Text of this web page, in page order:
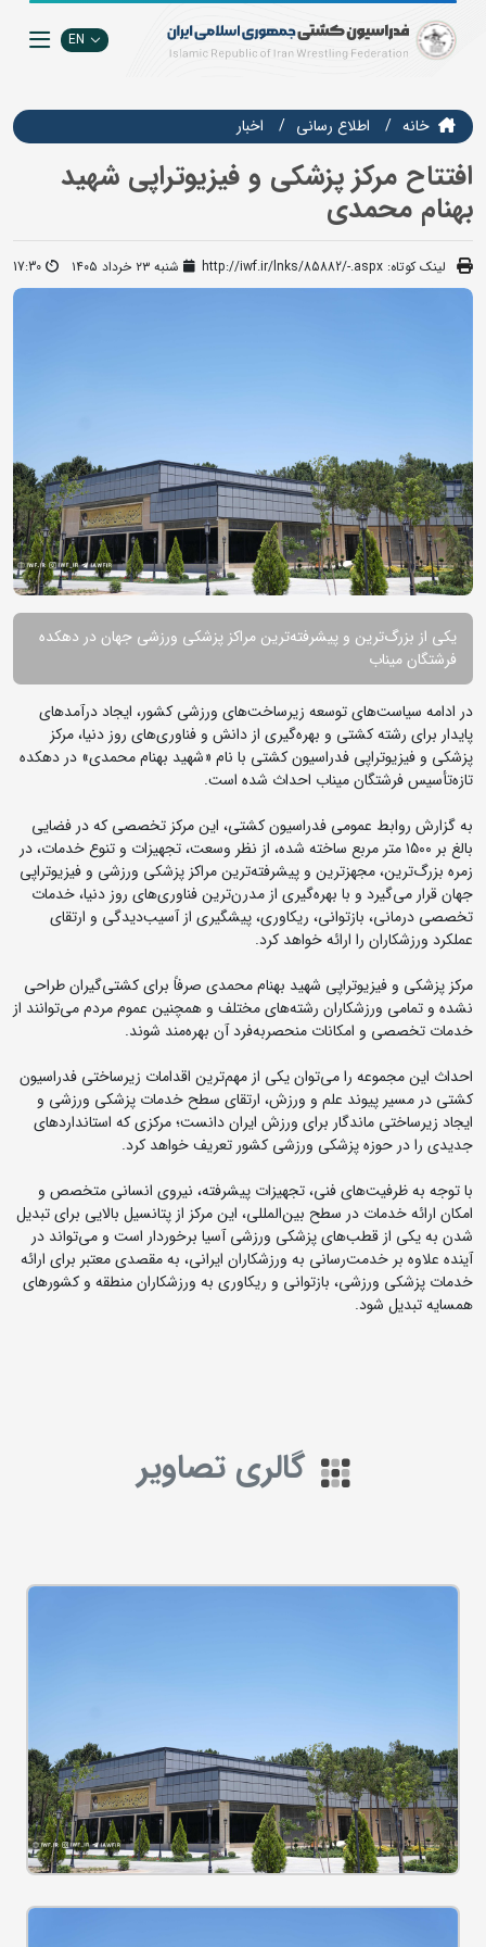
EN
خانه اطلاع رسانی اخبار
افتتاح مرکز پزشکی و فیزیوتراپی شهید
بهنام محمدی
لینک کوتاه: http://iwf.ir/lnks/85882/-.aspx شنبه ۲۳ خرداد ۱۴۰۵ 17:30
یکی از بزرگ‌ترین و پیشرفته‌ترین مراکز پزشکی ورزشی جهان در دهکده
فرشتگان میناب
در ادامه سیاست‌های توسعه زیرساخت‌های ورزشی کشور، ایجاد درآمدهای
پایدار برای رشته کشتی و بهره‌گیری از دانش و فناوری‌های روز دنیا، مرکز
پزشکی و فیزیوتراپی فدراسیون کشتی با نام «شهید بهنام محمدی» در دهکده
تازه‌تأسیس فرشتگان میناب احداث شده است.
به گزارش روابط عمومی فدراسیون کشتی، این مرکز تخصصی که در فضایی
بالغ بر ۱۵۰۰ متر مربع ساخته شده، از نظر وسعت، تجهیزات و تنوع خدمات، در
زمره بزرگ‌ترین، مجهزترین و پیشرفته‌ترین مراکز پزشکی ورزشی و فیزیوتراپی
جهان قرار می‌گیرد و با بهره‌گیری از مدرن‌ترین فناوری‌های روز دنیا، خدمات
تخصصی درمانی، بازتوانی، ریکاوری، پیشگیری از آسیب‌دیدگی و ارتقای
عملکرد ورزشکاران را ارائه خواهد کرد.
مرکز پزشکی و فیزیوتراپی شهید بهنام محمدی صرفاً برای کشتی‌گیران طراحی
نشده و تمامی ورزشکاران رشته‌های مختلف و همچنین عموم مردم می‌توانند از
خدمات تخصصی و امکانات منحصربه‌فرد آن بهره‌مند شوند.
احداث این مجموعه را می‌توان یکی از مهم‌ترین اقدامات زیرساختی فدراسیون
کشتی در مسیر پیوند علم و ورزش، ارتقای سطح خدمات پزشکی ورزشی و
ایجاد زیرساختی ماندگار برای ورزش ایران دانست؛ مرکزی که استانداردهای
جدیدی را در حوزه پزشکی ورزشی کشور تعریف خواهد کرد.
با توجه به ظرفیت‌های فنی، تجهیزات پیشرفته، نیروی انسانی متخصص و
امکان ارائه خدمات در سطح بین‌المللی، این مرکز از پتانسیل بالایی برای تبدیل
شدن به یکی از قطب‌های پزشکی ورزشی آسیا برخوردار است و می‌تواند در
آینده علاوه بر خدمت‌رسانی به ورزشکاران ایرانی، به مقصدی معتبر برای ارائه
خدمات پزشکی ورزشی، بازتوانی و ریکاوری به ورزشکاران منطقه و کشورهای
همسایه تبدیل شود.
گالری تصاویر